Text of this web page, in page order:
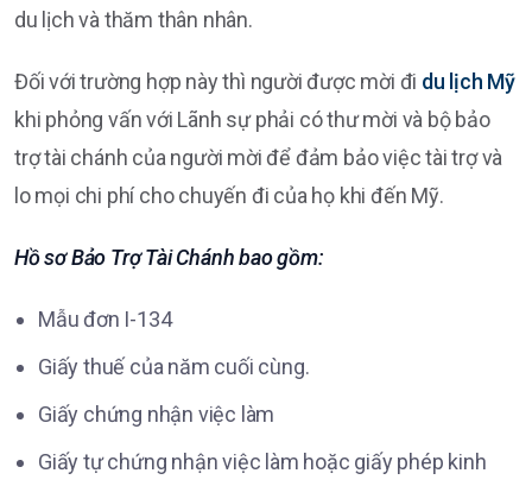
du lịch và thăm thân nhân.
Đối với trường hợp này thì người được mời đi du lịch Mỹ
khi phỏng vấn với Lãnh sự phải có thư mời và bộ bảo
trợ tài chánh của người mời để đảm bảo việc tài trợ và
lo mọi chi phí cho chuyến đi của họ khi đến Mỹ.
Hồ sơ Bảo Trợ Tài Chánh bao gồm:
Mẫu đơn I-134
Giấy thuế của năm cuối cùng.
Giấy chứng nhận việc làm
Giấy tự chứng nhận việc làm hoặc giấy phép kinh